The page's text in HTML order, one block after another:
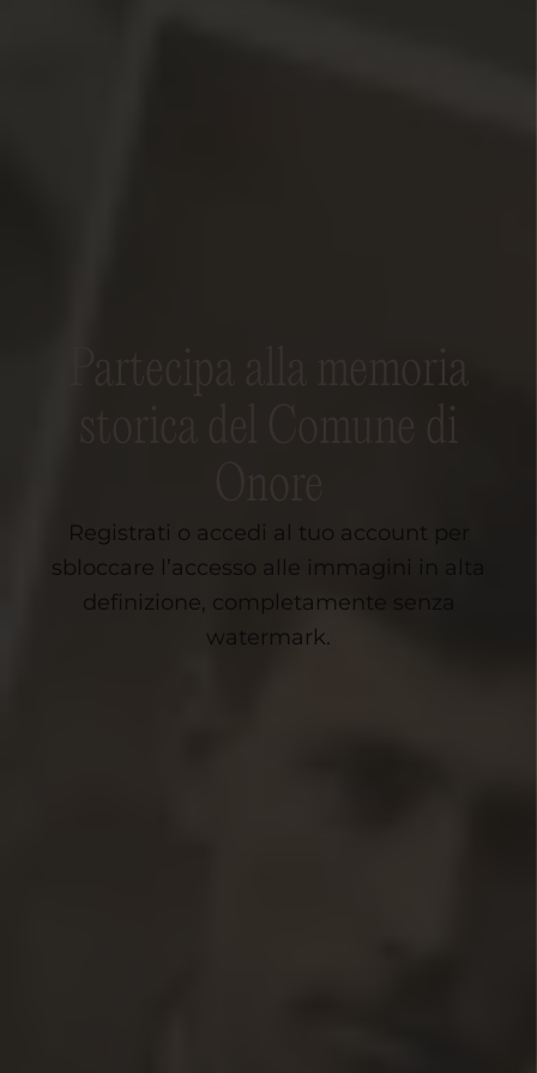
Partecipa alla memoria
storica del Comune di
Registrati o accedi al tuo account per
sbloccare l’accesso alle immagini in alta
definizione, completamente senza
watermark.